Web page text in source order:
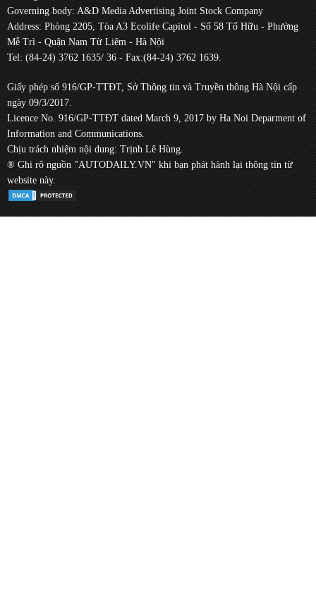
Governing body: A&D Media Advertising Joint Stock Company
Address: Phòng 2205, Tòa A3 Ecolife Capitol - Số 58 Tố Hữu - Phường
Mễ Trì - Quận Nam Từ Liêm - Hà Nội
Tel: (84-24) 3762 1635/ 36 - Fax:(84-24) 3762 1639.
Giấy phép số 916/GP-TTĐT, Sở Thông tin và Truyền thông Hà Nội cấp
ngày 09/3/2017.
Licence No. 916/GP-TTĐT dated March 9, 2017 by Ha Noi Deparment of
Information and Communications.
Chịu trách nhiệm nội dung: Trịnh Lê Hùng.
® Ghi rõ nguồn "AUTODAILY.VN" khi bạn phát hành lại thông tin từ
website này.